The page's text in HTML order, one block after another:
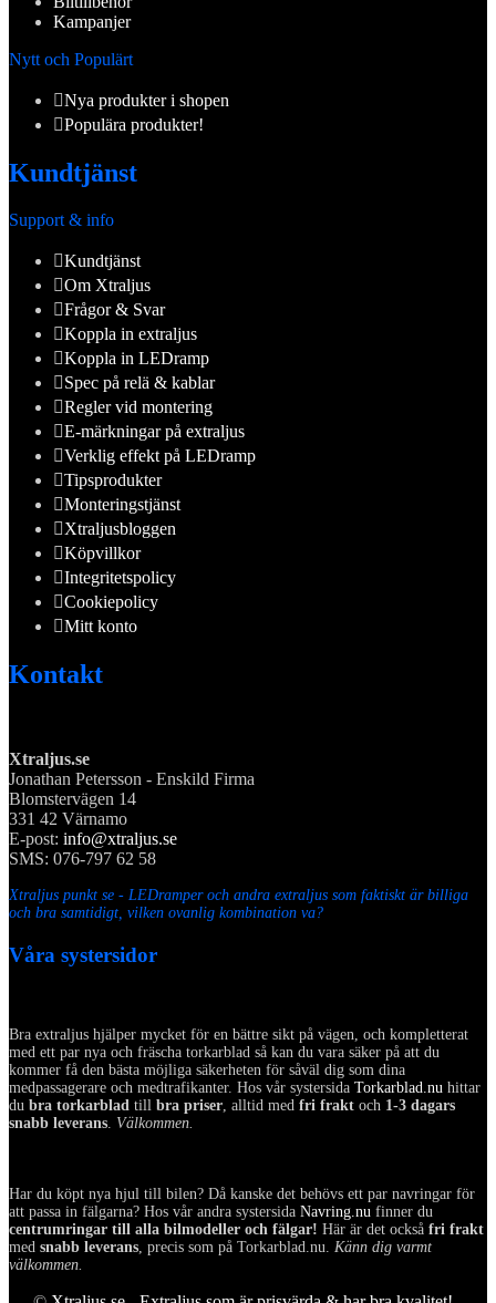
Kampanjer
Nytt och Populärt
Nya produkter i shopen
Populära produkter!
Kundtjänst
Support & info
Kundtjänst
Om Xtraljus
Frågor & Svar
Koppla in extraljus
Koppla in LEDramp
Spec på relä & kablar
Regler vid montering
E-märkningar på extraljus
Verklig effekt på LEDramp
Tipsprodukter
Monteringstjänst
Xtraljusbloggen
Köpvillkor
Integritetspolicy
Cookiepolicy
Mitt konto
Kontakt
Xtraljus.se
Jonathan Petersson - Enskild Firma
Blomstervägen 14
331 42 Värnamo
E-post: info@xtraljus.se
SMS: 076-797 62 58
Xtraljus punkt se - LEDramper och andra extraljus som faktiskt är billiga
och bra samtidigt, vilken ovanlig kombination va?
Våra systersidor
Bra extraljus hjälper mycket för en bättre sikt på vägen, och kompletterat
med ett par nya och fräscha torkarblad så kan du vara säker på att du
kommer få den bästa möjliga säkerheten för såväl dig som dina
medpassagerare och medtrafikanter. Hos vår systersida Torkarblad.nu hittar
du bra torkarblad till bra priser , alltid med fri frakt och 1-3 dagars
snabb leverans Välkommen.
Har du köpt nya hjul till bilen? Då kanske det behövs ett par navringar för
att passa in fälgarna? Hos vår andra systersida Navring.nu finner du
centrumringar till alla bilmodeller och fälgar! Här är det också fri frakt
med snabb leverans , precis som på Torkarblad.nu. Känn dig varmt
välkommen.